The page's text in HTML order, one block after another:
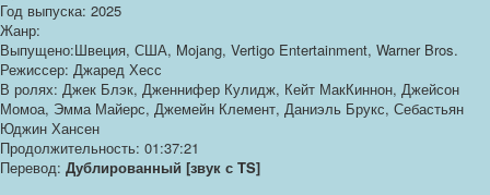
Год выпуска: 2025
Жанр:
Выпущено:Швеция, США, Mojang, Vertigo Entertainment, Warner Bros.
Режиссер: Джаред Хесс
В ролях: Джек Блэк, Дженнифер Кулидж, Кейт МакКиннон, Джейсон
Момоа, Эмма Майерс, Джемейн Клемент, Даниэль Брукс, Себастьян
Юджин Хансен
Продолжительность: 01:37:21
Перевод: Дублированный [звук с TS]